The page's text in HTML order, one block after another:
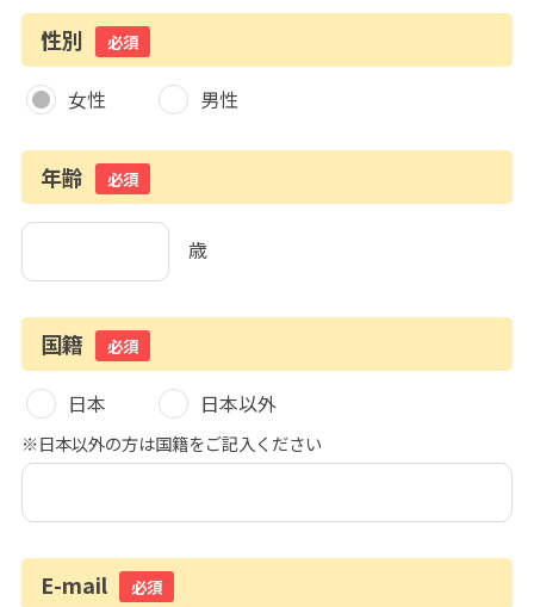
性別 必須
女性 男性
年齢 必須
歳
国籍 必須
日本 日本以外
※日本以外の方は国籍をご記入ください
E-mail 必須